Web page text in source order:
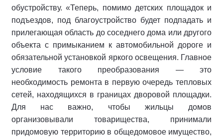
обустройству. «Теперь, помимо детских площадок и
подъездов, под благоустройство будет подпадать и
прилегающая область до соседнего дома или другого
объекта с примыканием к автомобильной дороге и
обязательной установкой яркого освещения. Главное
условие такого преобразования — это
необходимость ремонта в первую очередь тепловых
сетей, находящихся в границах дворовой площадки.
Для нас важно, чтобы жильцы домов
организовывали товарищества, принимали
придомовую территорию в общедомовое имущество,